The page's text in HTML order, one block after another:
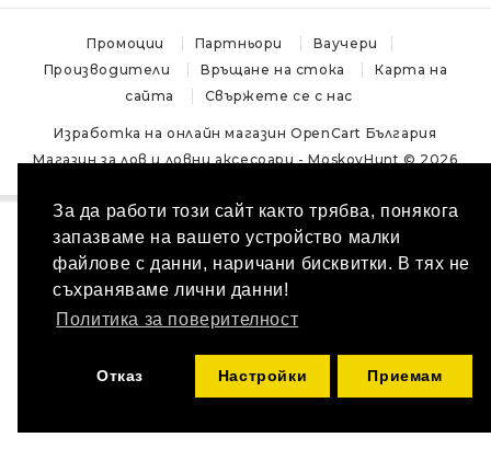
За да работи този сайт както трябва, понякога
запазваме на вашето устройство малки
файлове с данни, наричани бисквитки. В тях не
съхраняваме лични данни!
Политика за поверителност
Отказ Настройки Приемам
Промоции Партньори
Ваучери
Производители
Връщане на стока
Карта на
сайта
Свържете се с нас
Изработка на онлайн магазинOpenCart България
Магазин за лов и ловни аксесоари - MoskovHunt © 2026